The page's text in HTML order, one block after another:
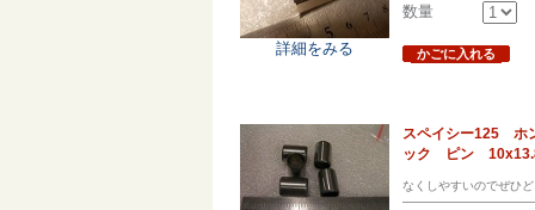
詳細をみる
数量
かごに入れる
スペイシー125
ック ピン
なくしやすいのでぜひ